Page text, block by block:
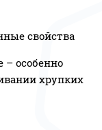
свойства
особенно
хрупких